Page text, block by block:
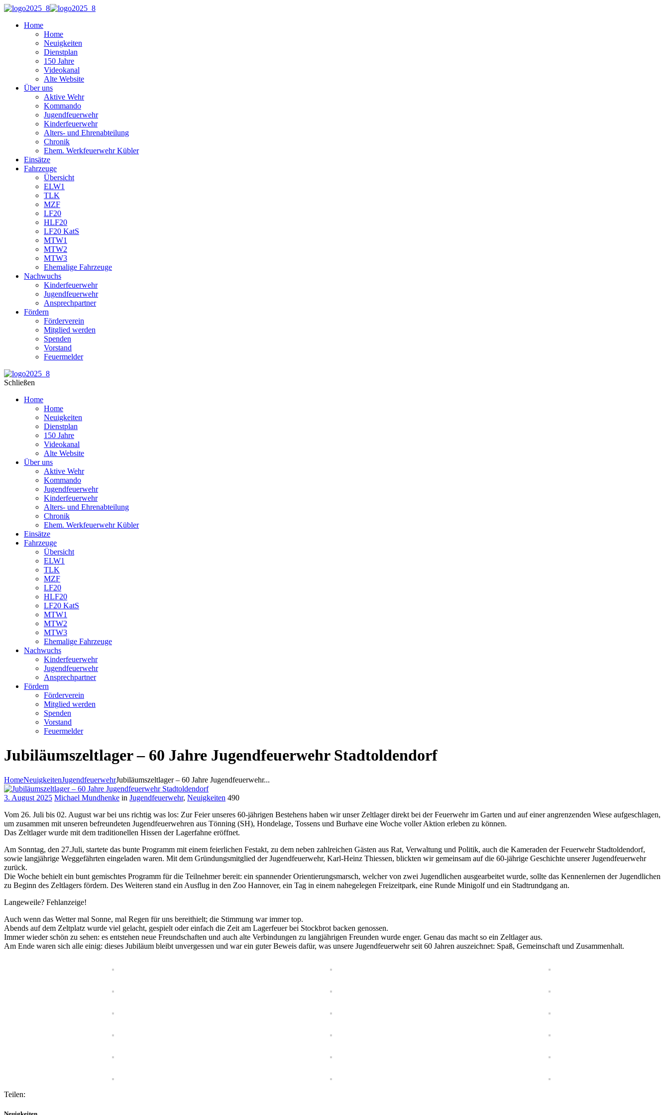
Home
Home
Neuigkeiten
Dienstplan
150 Jahre
Videokanal
Alte Website
Über uns
Aktive Wehr
Kommando
Jugendfeuerwehr
Kinderfeuerwehr
Alters- und Ehrenabteilung
Chronik
Ehem. Werkfeuerwehr Kübler
Einsätze
Fahrzeuge
Übersicht
ELW1
TLK
MZF
LF20
HLF20
LF20 KatS
MTW1
MTW2
MTW3
Ehemalige Fahrzeuge
Nachwuchs
Kinderfeuerwehr
Jugendfeuerwehr
Ansprechpartner
Fördern
Förderverein
Mitglied werden
Spenden
Vorstand
Feuermelder
Schließen
Home
Home
Neuigkeiten
Dienstplan
150 Jahre
Videokanal
Alte Website
Über uns
Aktive Wehr
Kommando
Jugendfeuerwehr
Kinderfeuerwehr
Alters- und Ehrenabteilung
Chronik
Ehem. Werkfeuerwehr Kübler
Einsätze
Fahrzeuge
Übersicht
ELW1
TLK
MZF
LF20
HLF20
LF20 KatS
MTW1
MTW2
MTW3
Ehemalige Fahrzeuge
Nachwuchs
Kinderfeuerwehr
Jugendfeuerwehr
Ansprechpartner
Fördern
Förderverein
Mitglied werden
Spenden
Vorstand
Feuermelder
Jubiläumszeltlager – 60 Jahre Jugendfeuerwehr Stadtoldendorf
HomeNeuigkeitenJugendfeuerwehrJubiläumszeltlager – 60 Jahre Jugendfeuerwehr...
3. August 2025 Michael Mundhenke in Jugendfeuerwehr, Neuigkeiten 490
Vom 26. Juli bis 02. August war bei uns richtig was los: Zur Feier unseres 60-jährigen Bestehens haben wir unser Zeltlager direkt bei der Feuerwehr im Garten und auf einer angrenzenden Wiese aufgeschlagen,
um zusammen mit unseren befreundeten Jugendfeuerwehren aus Tönning (SH), Hondelage, Tossens und Burhave eine Woche voller Aktion erleben zu können.
Das Zeltlager wurde mit dem traditionellen Hissen der Lagerfahne eröffnet.
Am Sonntag, den 27.Juli, startete das bunte Programm mit einem feierlichen Festakt, zu dem neben zahlreichen Gästen aus Rat, Verwaltung und Politik, auch die Kameraden der Feuerwehr Stadtoldendorf,
sowie langjährige Weggefährten eingeladen waren. Mit dem Gründungsmitglied der Jugendfeuerwehr, Karl-Heinz Thiessen, blickten wir gemeinsam auf die 60-jährige Geschichte unserer Jugendfeuerwehr
zurück.
Die Woche behielt ein bunt gemischtes Programm für die Teilnehmer bereit: ein spannender Orientierungsmarsch, welcher von zwei Jugendlichen ausgearbeitet wurde, sollte das Kennenlernen der Jugendlichen
zu Beginn des Zeltlagers fördern. Des Weiteren stand ein Ausflug in den Zoo Hannover, ein Tag in einem nahegelegen Freizeitpark, eine Runde Minigolf und ein Stadtrundgang an.
Langeweile? Fehlanzeige!
Auch wenn das Wetter mal Sonne, mal Regen für uns bereithielt; die Stimmung war immer top.
Abends auf dem Zeltplatz wurde viel gelacht, gespielt oder einfach die Zeit am Lagerfeuer bei Stockbrot backen genossen.
Immer wieder schön zu sehen: es entstehen neue Freundschaften und auch alte Verbindungen zu langjährigen Freunden wurde enger. Genau das macht so ein Zeltlager aus.
Am Ende waren sich alle einig: dieses Jubiläum bleibt unvergessen und war ein guter Beweis dafür, was unsere Jugendfeuerwehr seit 60 Jahren auszeichnet: Spaß, Gemeinschaft und Zusammenhalt.
Teilen: